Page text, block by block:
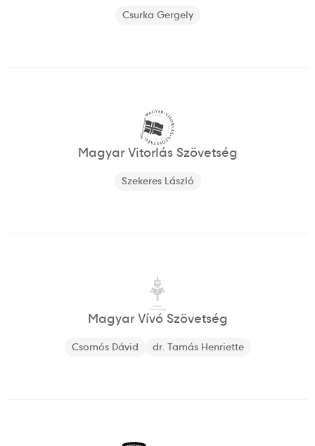
Csurka Gergely
Magyar Vitorlás Szövetség
Szekeres László
Magyar Vívó Szövetség
Csomós Dávid dr. Tamás Henriette